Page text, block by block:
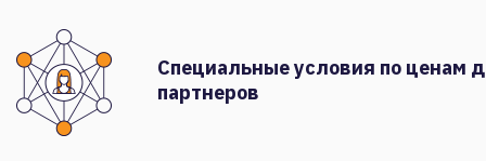
Специальные условия по ценам
партнеров